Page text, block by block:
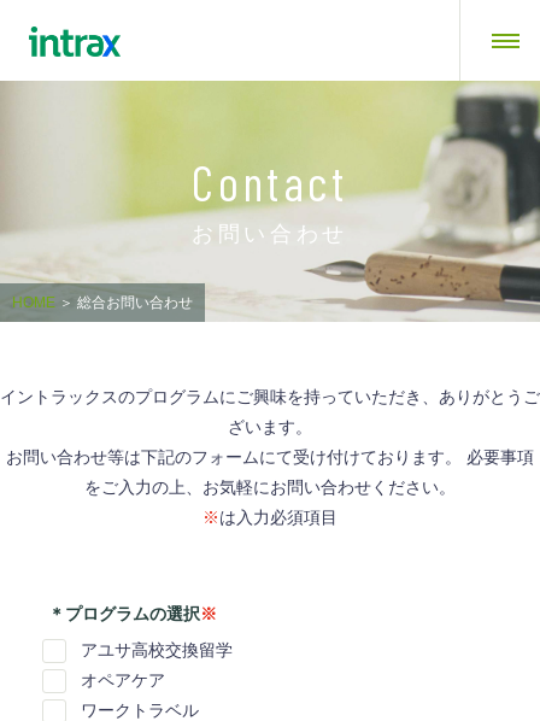
Contact
お問い合わせ
HOME ＞ 総合お問い合わせ
イントラックスのプログラムにご興味を持っていただき、ありがとうご
ざいます。
お問い合わせ等は下記のフォームにて受け付けております。 必要事項
をご入力の上、お気軽にお問い合わせください。
※は入力必須項目
＊プログラムの選択※
アユサ高校交換留学
オペアケア
ワークトラベル